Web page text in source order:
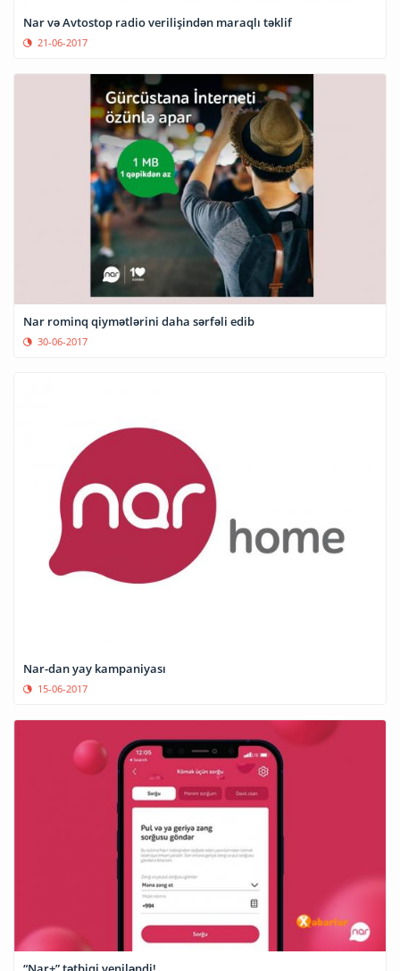
Nar və Avtostop radio verilişindən maraqlı təklif
21-06-2017
Nar rominq qiymətlərini daha sərfəli edib
30-06-2017
Nar-dan yay kampaniyası
15-06-2017